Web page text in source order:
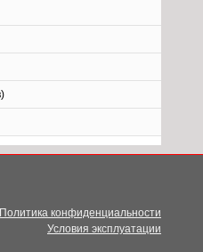
Политика конфиденциальности
Условия эксплуатации